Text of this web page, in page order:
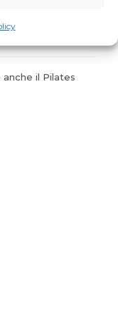
anche il Pilates